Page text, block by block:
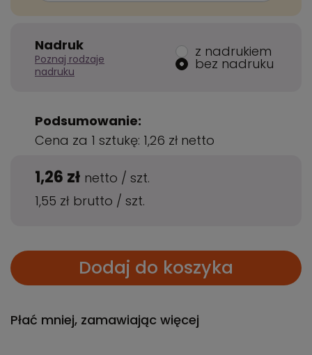
Nadruk
Poznaj rodzaje
nadruku
z nadrukiem
bez nadruku
Podsumowanie:
Cena za 1 sztukę: 1,26 zł netto
1,26 zł netto / szt.
1,55 zł brutto / szt.
Dodaj do koszyka
Płać mniej, zamawiając więcej